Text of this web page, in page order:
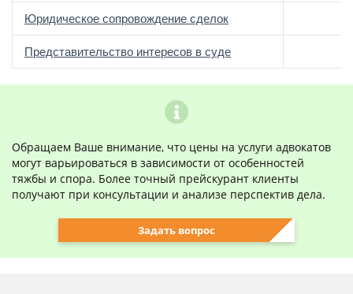
Юридическое сопровождение сделок
Представительство интересов в суде
Обращаем Ваше внимание, что цены на услуги адвокатов
могут варьироваться в зависимости от особенностей
тяжбы и спора. Более точный прейскурант клиенты
получают при консультации и анализе перспектив дела.
Задать вопрос